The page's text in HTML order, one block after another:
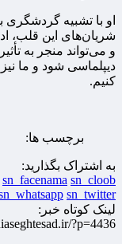
او با تشبیه گردشگری
شریان‌های این قلب،
و می‌تواند منجر به
دیپلماسی شود و ما
کنیم.
برچسب ها:
به اشتراک بگذارید:
sn_facenama sn_cloob
sn_twitter
لینک کوتاه خبر:
?p=4436